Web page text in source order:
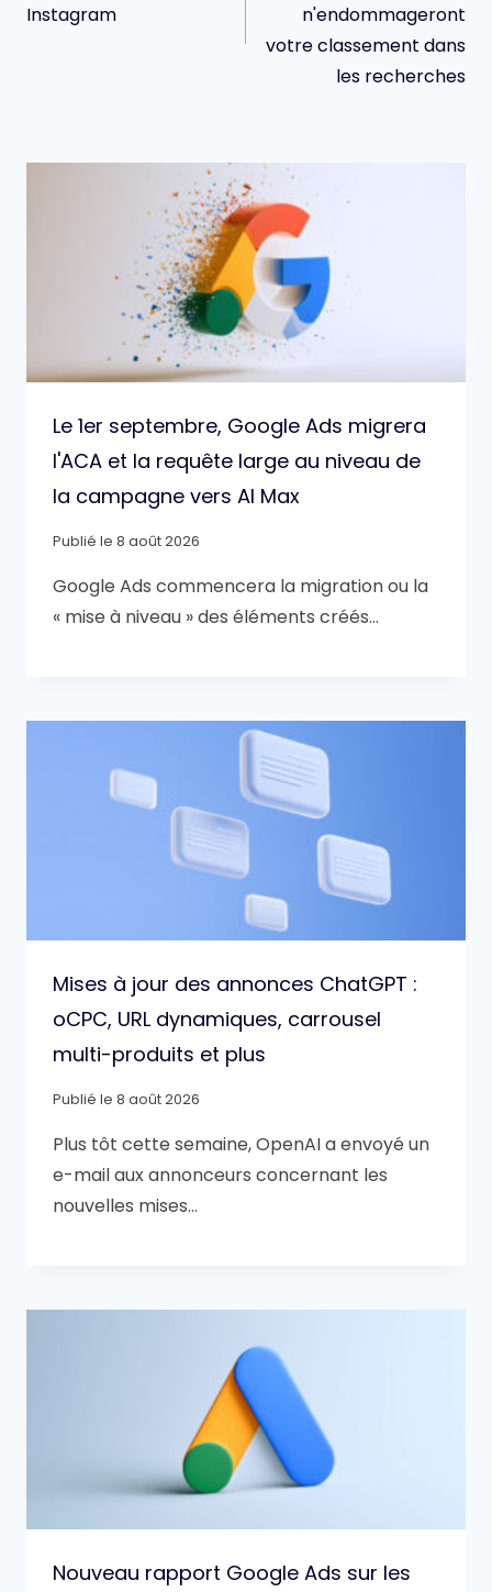
Instagram
n'endommageront
votre classement dans
les recherches
Le 1er septembre, Google Ads migrera
l'ACA et la requête large au niveau de
la campagne vers AI Max
Publié le 8 août 2026
Google Ads commencera la migration ou la
« mise à niveau » des éléments créés…
Mises à jour des annonces ChatGPT :
oCPC, URL dynamiques, carrousel
multi-produits et plus
Publié le 8 août 2026
Plus tôt cette semaine, OpenAI a envoyé un
e-mail aux annonceurs concernant les
nouvelles mises…
Nouveau rapport Google Ads sur les